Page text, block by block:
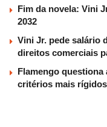
Fim da novela: Vini
2032
Vini Jr. pede salário
direitos comerciais
Flamengo
critérios mais